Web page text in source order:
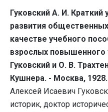
Гуковский А. И. Краткий
развития
качестве учебного
взрослых повышенного
Гуковский и О. В.
Кушнера. - Москва, 1928.
Алексей Исаевич
историк, доктор